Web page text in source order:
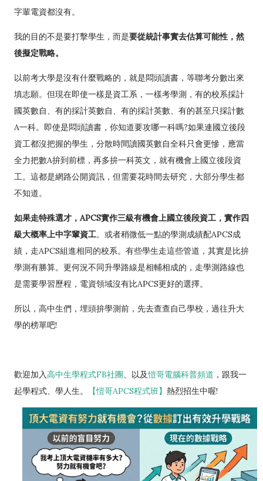
字輩電資都沒有。
我的目的不是要打擊學生，而是要從統計事實去估算可能性，然
後擬定戰略。
以前考大學是沒有什麼戰略的，就是悶頭讀書，等聯考分數出來
填志願。但現在即使一樣是資工系，一樣考學測，有的校系採計
國英數自、有的採計英數自、有的採計英數、有的甚至只採計數
A一科。即使是悶頭讀書，你知道要攻哪一科嗎?如果連國立後段
資工都沒把握的學生，分散時間讀國英數自全科只會更慘，應當
全力把數A拚到前標，再多拚一科英文，就有機會上國立後段資
工。這都是網路公開資訊，但需要花時間去研究，大部分學生都
不知道。
如果走特殊選才，APCS實作三級有機會上國立後段資工，實作四
級大概率上中字輩資工。或者稍微低一點的學測成績配APCS成
績，走APCS組進相同的校系。有些學生走這些管道，其實是比拚
學測有勝算。更何況不同升學路線是相輔相成的，走學測路線也
是需要學習歷程，電資領域沒有比APCS更好的選擇。
所以，高中生們，埋頭拚學測前，先去查查自己學校，過往升大
學的榜單吧!
歡迎加入高中生學程式FB社團、以及愷哥電腦科普頻道 ，跟我一
起學程式、學人生。
【愷哥APCS程式班】 熱烈招生中喔!